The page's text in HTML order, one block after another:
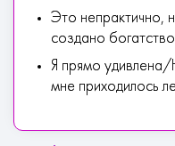
Это непрактично,
создано
Я прямо
мне приходилось